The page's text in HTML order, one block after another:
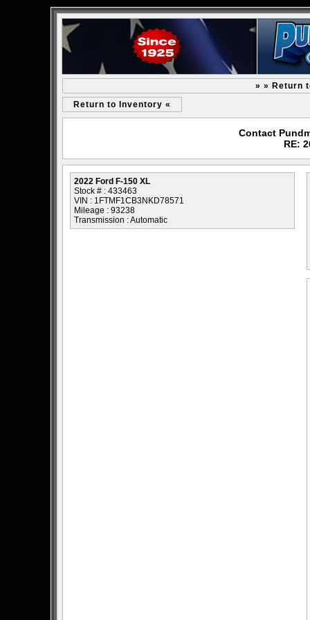
» » Return
Return to Inventory «
Contact
RE:
2022 Ford F-150 XL
Stock # : 433463
VIN : 1FTMF1CB3NKD78571
Mileage : 93238
Transmission : Automatic